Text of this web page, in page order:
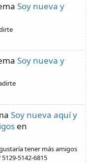
Soy nueva y
Soy nueva y
Soy nueva aquí y
en
tener más amigos
5142-6815